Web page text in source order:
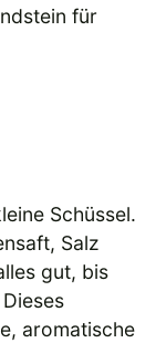
für
Schüssel.
Salz
gut, bis
aromatische